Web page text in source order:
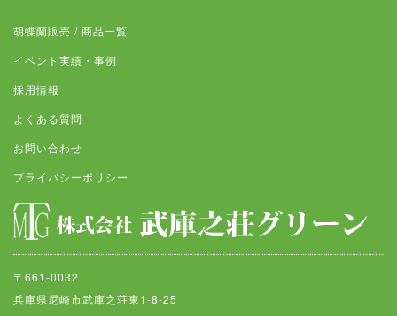
胡蝶蘭販売 / 商品一覧
イベント実績・事例
採用情報
よくある質問
お問い合わせ
プライバシーポリシー
〒661-0032
兵庫県尼崎市武庫之荘東1-8-25